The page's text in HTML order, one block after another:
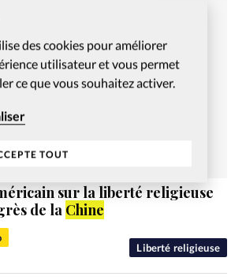
des cookies pour améliorer
utilisateur et vous permet
ce que vous souhaitez activer.
TOUT
Liberté religieuse
sur la liberté religieuse
de la Chine